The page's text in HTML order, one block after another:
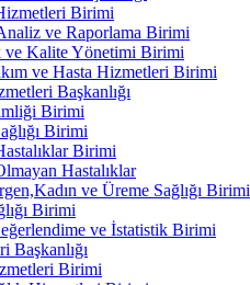
Birimi
ve Raporlama Birimi
Kalite Yönetimi Birimi
ve Hasta Hizmetleri Birimi
Başkanlığı
Birimi
Birimi
Birimi
Hastalıklar
ve Üreme Sağlığı Birimi
Birimi
ve İstatistik Birimi
Başkanlığı
Birimi